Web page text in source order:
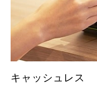
キャッシュレス